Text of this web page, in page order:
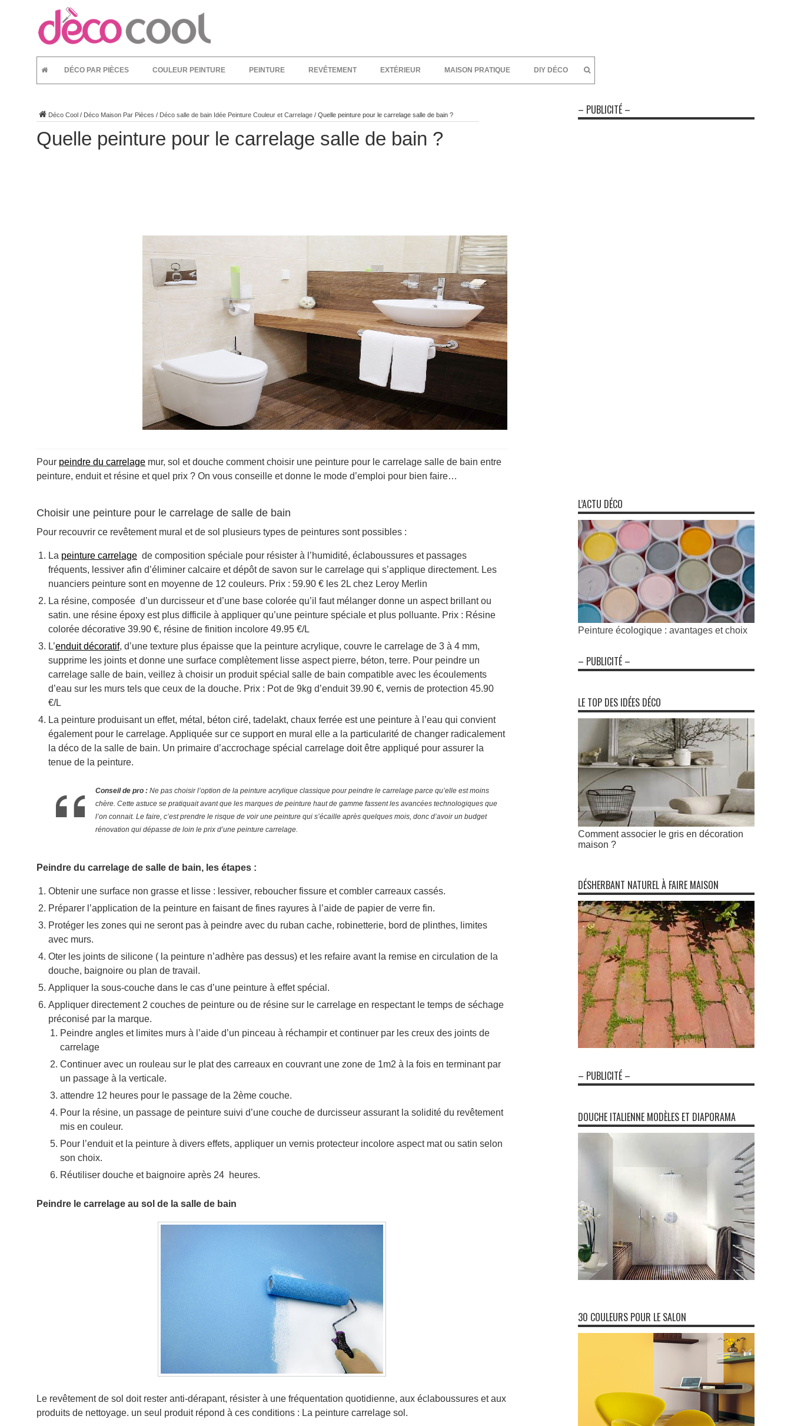
DÉCO PAR PIÈCES COULEUR PEINTURE PEINTURE REVÊTEMENT EXTÉRIEUR MAISON PRATIQUE DIY DÉCO
Déco Cool / Déco Maison Par Pièces / Déco salle de bain Idée Peinture Couleur et Carrelage / Quelle peinture pour le carrelage salle de bain ?
Quelle peinture pour le carrelage salle de bain ?
Pour peindre du carrelage mur, sol et douche comment choisir une peinture pour le carrelage salle de bain entre
peinture, enduit et résine et quel prix ? On vous conseille et donne le mode d’emploi pour bien faire…
Choisir une peinture pour le carrelage de salle de bain
Pour recouvrir ce revêtement mural et de sol plusieurs types de peintures sont possibles :
La peinture carrelage de composition spéciale pour résister à l’humidité, éclaboussures et passages
fréquents, lessiver afin d’éliminer calcaire et dépôt de savon sur le carrelage qui s’applique directement. Les
nuanciers peinture sont en moyenne de 12 couleurs. Prix : 59.90 € les 2L chez Leroy Merlin
La résine, composée d’un durcisseur et d’une base colorée qu’il faut mélanger donne un aspect brillant ou
satin. une résine époxy est plus difficile à appliquer qu’une peinture spéciale et plus polluante. Prix : Résine
colorée décorative 39.90 €, résine de finition incolore 49.95 €/L
L’enduit décoratif, d’une texture plus épaisse que la peinture acrylique, couvre le carrelage de 3 à 4 mm,
supprime les joints et donne une surface complètement lisse aspect pierre, béton, terre. Pour peindre un
carrelage salle de bain, veillez à choisir un produit spécial salle de bain compatible avec les écoulements
d’eau sur les murs tels que ceux de la douche. Prix : Pot de 9kg d’enduit 39.90 €, vernis de protection 45.90
€/L
La peinture produisant un effet, métal, béton ciré, tadelakt, chaux ferrée est une peinture à l’eau qui convient
également pour le carrelage. Appliquée sur ce support en mural elle a la particularité de changer radicalement
la déco de la salle de bain. Un primaire d’accrochage spécial carrelage doit être appliqué pour assurer la
tenue de la peinture.
Conseil de pro : Ne pas choisir l’option de la peinture acrylique classique pour peindre le carrelage parce qu’elle est moins
chère. Cette astuce se pratiquait avant que les marques de peinture haut de gamme fassent les avancées technologiques que
l’on connait. Le faire, c’est prendre le risque de voir une peinture qui s’écaille après quelques mois, donc d’avoir un budget
rénovation qui dépasse de loin le prix d’une peinture carrelage.
Peindre du carrelage de salle de bain, les étapes :
Obtenir une surface non grasse et lisse : lessiver, reboucher fissure et combler carreaux cassés.
Préparer l’application de la peinture en faisant de fines rayures à l’aide de papier de verre fin.
Protéger les zones qui ne seront pas à peindre avec du ruban cache, robinetterie, bord de plinthes, limites
avec murs.
Oter les joints de silicone ( la peinture n’adhère pas dessus) et les refaire avant la remise en circulation de la
douche, baignoire ou plan de travail.
Appliquer la sous-couche dans le cas d’une peinture à effet spécial.
Appliquer directement 2 couches de peinture ou de résine sur le carrelage en respectant le temps de séchage
préconisé par la marque.
Peindre angles et limites murs à l’aide d’un pinceau à réchampir et continuer par les creux des joints de
carrelage
Continuer avec un rouleau sur le plat des carreaux en couvrant une zone de 1m2 à la fois en terminant par
un passage à la verticale.
attendre 12 heures pour le passage de la 2ème couche.
Pour la résine, un passage de peinture suivi d’une couche de durcisseur assurant la solidité du revêtement
mis en couleur.
Pour l’enduit et la peinture à divers effets, appliquer un vernis protecteur incolore aspect mat ou satin selon
son choix.
Réutiliser douche et baignoire après 24 heures.
Peindre le carrelage au sol de la salle de bain
Le revêtement de sol doit rester anti-dérapant, résister à une fréquentation quotidienne, aux éclaboussures et aux
produits de nettoyage. un seul produit répond à ces conditions : La peinture carrelage sol.
– PUBLICITÉ –
L’ACTU DÉCO
Peinture écologique : avantages et choix
– PUBLICITÉ –
LE TOP DES IDÉES DÉCO
Comment associer le gris en décoration
maison ?
DÉSHERBANT NATUREL À FAIRE MAISON
– PUBLICITÉ –
DOUCHE ITALIENNE MODÈLES ET DIAPORAMA
30 COULEURS POUR LE SALON